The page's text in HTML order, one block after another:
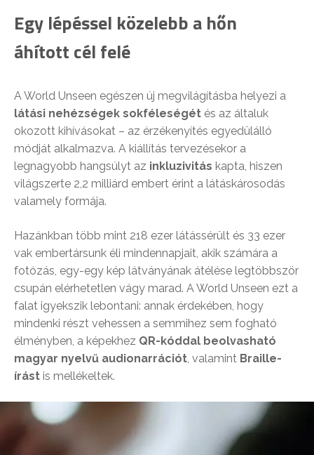
Egy lépéssel közelebb a hőn
áhított cél felé
A World Unseen egészen új megvilágításba helyezi a
látási nehézségek sokféleségét és az általuk
okozott kihívásokat – az érzékenyítés egyedülálló
módját alkalmazva. A kiállítás tervezésekor a
legnagyobb hangsúlyt az inkluzivitás kapta, hiszen
világszerte 2,2 milliárd embert érint a látáskárosodás
valamely formája.
Hazánkban több mint 218 ezer látássérült és 33 ezer
vak embertársunk éli mindennapjait, akik számára a
fotózás, egy-egy kép látványának átélése legtöbbször
csupán elérhetetlen vágy marad. A World Unseen ezt a
falat igyekszik lebontani: annak érdekében, hogy
mindenki részt vehessen a semmihez sem fogható
élményben, a képekhez QR-kóddal beolvasható
magyar nyelvű audionarrációt, valamint Braille-
írást is mellékeltek.